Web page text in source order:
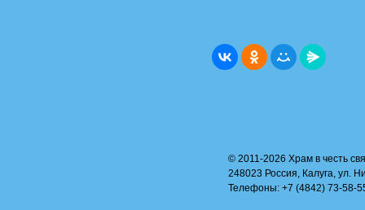
© 2011-2026 Храм в честь
248023 Россия, Калуга, ул.
Телефоны: +7 (4842) 73-58-